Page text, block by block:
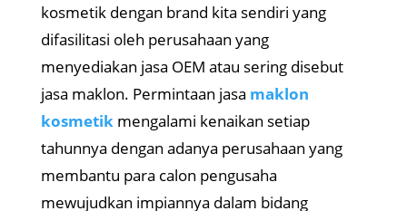
kosmetik dengan brand kita sendiri yang
difasilitasi oleh perusahaan yang
menyediakan jasa OEM atau sering disebut
jasa maklon. Permintaan jasa maklon
kosmetikmengalami kenaikan setiap
tahunnya dengan adanya perusahaan yang
membantu para calon pengusaha
mewujudkan impiannya dalam bidang